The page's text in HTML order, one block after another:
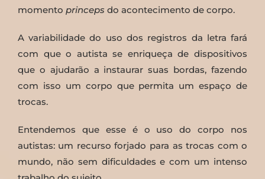
momento princeps do acontecimento de corpo.
A variabilidade do uso dos registros da letra fará
com que o autista se enriqueça de dispositivos
que o ajudarão a instaurar suas bordas, fazendo
com isso um corpo que permita um espaço de
trocas.
Entendemos que esse é o uso do corpo nos
autistas: um recurso forjado para as trocas com o
mundo, não sem dificuldades e com um intenso